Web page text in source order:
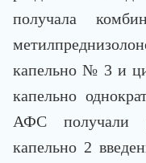
получала
капельно № 3 и
капельно
АФС получали
капельно 2